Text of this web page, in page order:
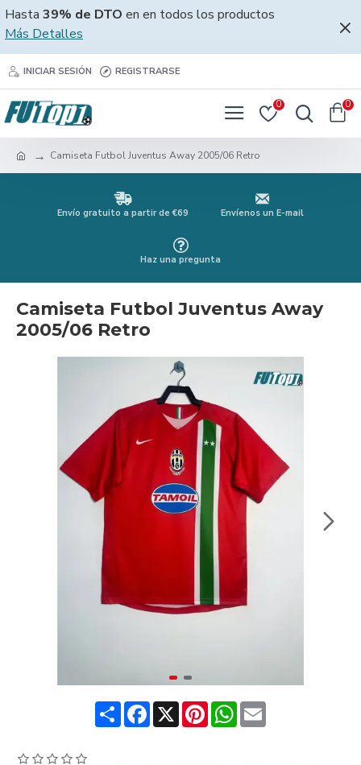
Hasta 39% de DTO en en todos los productos
Más Detalles
INICIAR SESIÓN REGISTRARSE
0 0
Camiseta Futbol Juventus Away 2005/06 Retro
Envío gratuito a partir de €69 Envíenos un E-mail
Haz una pregunta
Camiseta Futbol Juventus Away
2005/06 Retro
ShareFacebook
X PinterestWhatsApp
Email